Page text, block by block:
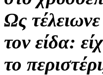
Ως
τον είδα:
το